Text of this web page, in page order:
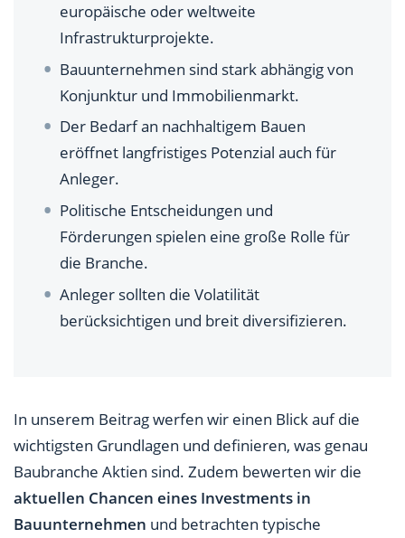
europäische oder weltweite
Infrastrukturprojekte.
Bauunternehmen sind stark abhängig von
Konjunktur und Immobilienmarkt.
Der Bedarf an nachhaltigem Bauen
eröffnet langfristiges Potenzial auch für
Anleger.
Politische Entscheidungen und
Förderungen spielen eine große Rolle für
die Branche.
Anleger sollten die Volatilität
berücksichtigen und breit diversifizieren.
In unserem Beitrag werfen wir einen Blick auf die
wichtigsten Grundlagen und definieren, was genau
Baubranche Aktien sind. Zudem bewerten wir die
aktuellen Chancen eines Investments in
Bauunternehmen und betrachten typische